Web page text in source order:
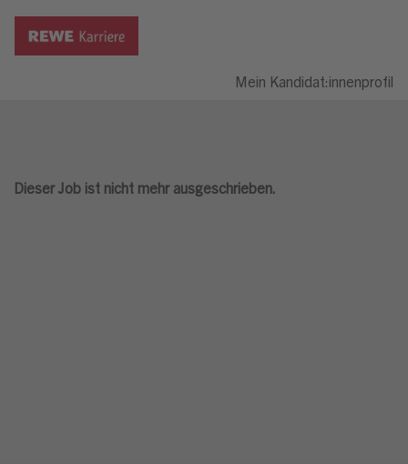
Mein Kandidat:innenprofil
Dieser Job ist nicht mehr ausgeschrieben.